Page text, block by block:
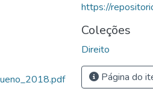
https://
Coleções
Direito
Página do